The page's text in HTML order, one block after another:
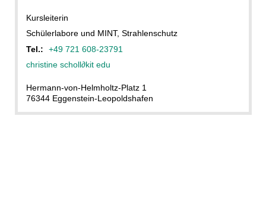
Kursleiterin
Schülerlabore und MINT, Strahlenschutz
Tel.:
+49 721 608-23791
christine scholl∂kit edu
Hermann-von-Helmholtz-Platz 1
76344 Eggenstein-Leopoldshafen